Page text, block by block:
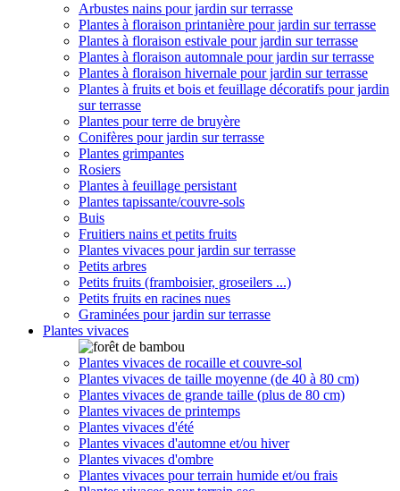
Arbustes nains pour jardin sur terrasse
Plantes à floraison printanière pour jardin sur terrasse
Plantes à floraison estivale pour jardin sur terrasse
Plantes à floraison automnale pour jardin sur terrasse
Plantes à floraison hivernale pour jardin sur terrasse
Plantes à fruits et bois et feuillage décoratifs pour jardin
sur terrasse
Plantes pour terre de bruyère
Conifères pour jardin sur terrasse
Plantes grimpantes
Rosiers
Plantes à feuillage persistant
Plantes tapissante/couvre-sols
Buis
Fruitiers nains et petits fruits
Plantes vivaces pour jardin sur terrasse
Petits arbres
Petits fruits (framboisier, groseilers ...)
Petits fruits en racines nues
Graminées pour jardin sur terrasse
Plantes vivaces
Plantes vivaces de rocaille et couvre-sol
Plantes vivaces de taille moyenne (de 40 à 80 cm)
Plantes vivaces de grande taille (plus de 80 cm)
Plantes vivaces de printemps
Plantes vivaces d'été
Plantes vivaces d'automne et/ou hiver
Plantes vivaces d'ombre
Plantes vivaces pour terrain humide et/ou frais